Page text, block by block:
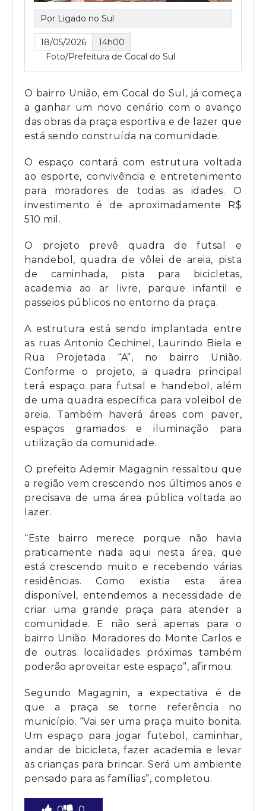
Por Ligado no Sul
18/05/2026
14h00
Foto/Prefeitura de Cocal do Sul
O bairro União, em Cocal do Sul, já começa
a ganhar um novo cenário com o avanço
das obras da praça esportiva e de lazer que
está sendo construída na comunidade.
O espaço contará com estrutura voltada
ao esporte, convivência e entretenimento
para moradores de todas as idades. O
investimento é de aproximadamente R$
510 mil.
O projeto prevê quadra de futsal e
handebol, quadra de vôlei de areia, pista
de caminhada, pista para bicicletas,
academia ao ar livre, parque infantil e
passeios públicos no entorno da praça.
A estrutura está sendo implantada entre
as ruas Antonio Cechinel, Laurindo Biela e
Rua Projetada “A”, no bairro União.
Conforme o projeto, a quadra principal
terá espaço para futsal e handebol, além
de uma quadra específica para voleibol de
areia. Também haverá áreas com paver,
espaços gramados e iluminação para
utilização da comunidade.
O prefeito Ademir Magagnin ressaltou que
a região vem crescendo nos últimos anos e
precisava de uma área pública voltada ao
lazer.
“Este bairro merece porque não havia
praticamente nada aqui nesta área, que
está crescendo muito e recebendo várias
residências. Como existia esta área
disponível, entendemos a necessidade de
criar uma grande praça para atender a
comunidade. E não será apenas para o
bairro União. Moradores do Monte Carlos e
de outras localidades próximas também
poderão aproveitar este espaço”, afirmou.
Segundo Magagnin, a expectativa é de
que a praça se torne referência no
município. “Vai ser uma praça muito bonita.
Um espaço para jogar futebol, caminhar,
andar de bicicleta, fazer academia e levar
as crianças para brincar. Será um ambiente
pensado para as famílias”, completou.